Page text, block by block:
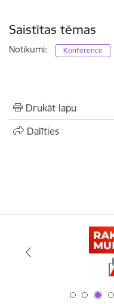
Saistītas tēmas
Notikumi: Konference
Drukāt lapu
Dalīties